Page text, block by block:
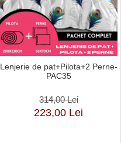
Lenjerie de pat+Pilota+2 Perne-
PAC35
314,00 Lei
223,00 Lei